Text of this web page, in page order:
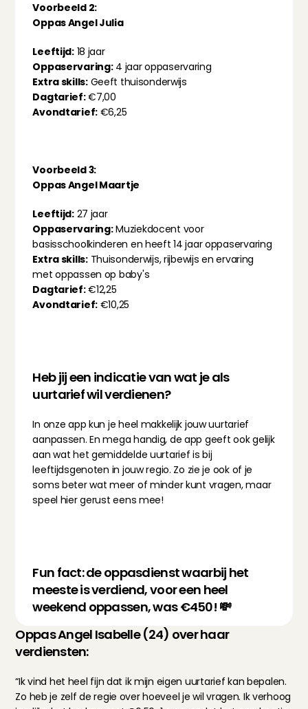
Voorbeeld 2:
Oppas Angel Julia
Leeftijd: 18 jaar
Oppaservaring: 4 jaar oppaservaring
Extra skills: Geeft thuisonderwijs
Dagtarief: €7,00
Avondtarief: €6,25
Voorbeeld 3:
Oppas Angel Maartje
Leeftijd: 27 jaar
Oppaservaring: Muziekdocent voor
basisschoolkinderen en heeft 14 jaar oppaservaring
Extra skills: Thuisonderwijs, rijbewijs en ervaring
met oppassen op baby's
Dagtarief: €12,25
Avondtarief: €10,25
Heb jij een indicatie van wat je als
uurtarief wil verdienen?
In onze app kun je heel makkelijk jouw uurtarief
aanpassen. En mega handig, de app geeft ook gelijk
aan wat het gemiddelde uurtarief is bij
leeftijdsgenoten in jouw regio. Zo zie je ook of je
soms beter wat meer of minder kunt vragen, maar
speel hier gerust eens mee!
Fun fact: de oppasdienst waarbij het
meeste is verdiend, voor een heel
weekend oppassen, was €450! 💸
Oppas Angel Isabelle (24) over haar
verdiensten:
“Ik vind het heel fijn dat ik mijn eigen uurtarief kan bepalen.
Zo heb je zelf de regie over hoeveel je wil vragen. Ik verhoog